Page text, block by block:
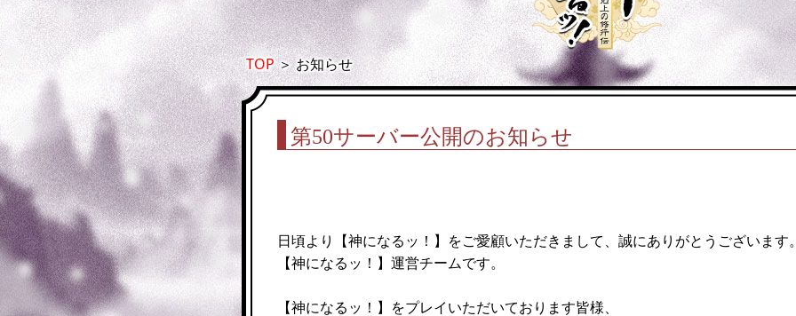
TOP＞お知らせ
第50サーバー公開のお知らせ
日頃より【神になるッ！】をご愛顧いただきまして、誠にありがとうございます
【神になるッ！】運営チームです。
【神になるッ！】をプレイいただいております皆様、